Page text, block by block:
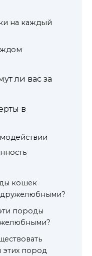
на каждый
ли вас за
в
кошек
дружелюбными?
породы
этих пород